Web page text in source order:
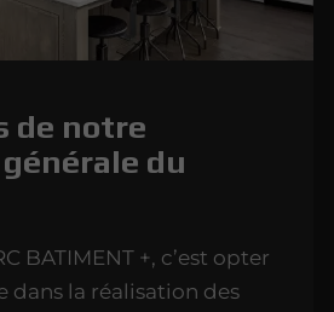
de notre
du
BATIMENT +, c’est opter
dans la réalisation des